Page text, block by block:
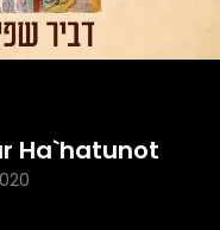
Ha`hatunot